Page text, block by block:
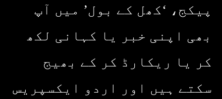
پیکج، ‘کھل کے بول’ میں آپ
بھی اپنی خبر یا کہانی لکھ
کر یا ریکارڈ کر کے بھیج
سکتے ہیں اور اردو ایکسپریس